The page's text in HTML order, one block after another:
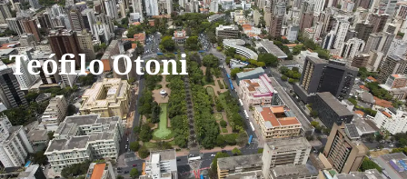
Teófilo Otoni